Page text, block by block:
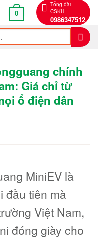
0
Tổng đài
CSKH
0986347512
chính
Giá chỉ từ
ổ điện dân
MiniEV là
đầu tiên mà
Việt Nam,
đóng giày cho